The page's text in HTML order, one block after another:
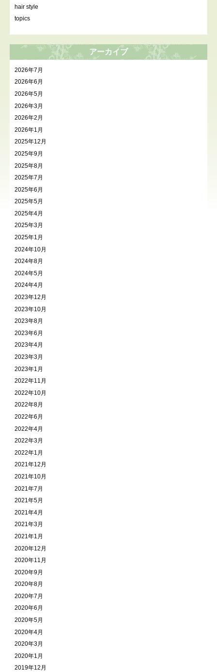
hair style
topics
アーカイブ
2026年7月
2026年6月
2026年5月
2026年3月
2026年2月
2026年1月
2025年12月
2025年9月
2025年8月
2025年7月
2025年6月
2025年5月
2025年4月
2025年3月
2025年1月
2024年10月
2024年8月
2024年5月
2024年4月
2023年12月
2023年10月
2023年8月
2023年6月
2023年4月
2023年3月
2023年1月
2022年11月
2022年10月
2022年8月
2022年6月
2022年4月
2022年3月
2022年1月
2021年12月
2021年10月
2021年7月
2021年5月
2021年4月
2021年3月
2021年1月
2020年12月
2020年11月
2020年9月
2020年8月
2020年7月
2020年6月
2020年5月
2020年4月
2020年3月
2020年1月
2019年12月